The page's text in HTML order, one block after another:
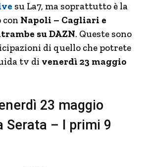
su La7, ma soprattutto è la
con Napoli – Cagliari e
su DAZN. Queste sono
di quello che potrete
tv di venerdì 23 maggio
23 maggio
Serata – I primi 9